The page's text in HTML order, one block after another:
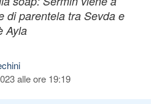
di parentela tra Sevda e
Ayla
alle ore 19:19